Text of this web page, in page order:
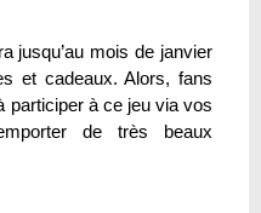
jusqu’au mois de janvier
et cadeaux. Alors, fans
participer à ce jeu via vos
de très beaux